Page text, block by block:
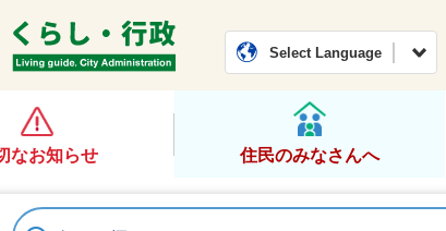
常総市公式
Select Language
なお知らせ 住民のみなさんへ